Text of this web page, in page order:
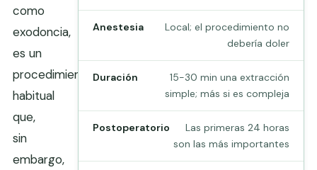
como
exodoncia,
es un
procedimiento
habitual
que,
sin
embargo,
Anestesia
Local; el procedimiento no
debería doler
Duración
15-30 min una extracción
simple; más si es compleja
Postoperatorio
Las primeras 24 horas
son las más importantes